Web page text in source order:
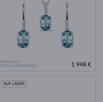
WEISSGOLD
TOPAS & DIAMANTEN
1 948 €
AUF LAGER